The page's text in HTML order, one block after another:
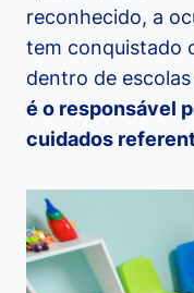
reconhecido, a
tem conquistado
dentro de
é o responsável
cuidados